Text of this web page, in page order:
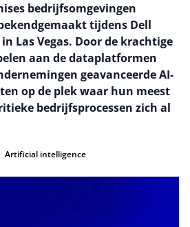
bedrijfsomgevingen
tijdens Dell
Las Vegas. Door de krachtige
aan de dataplatformen
geavanceerde AI-
op de plek waar hun meest
bedrijfsprocessen zich al
Artificial intelligence